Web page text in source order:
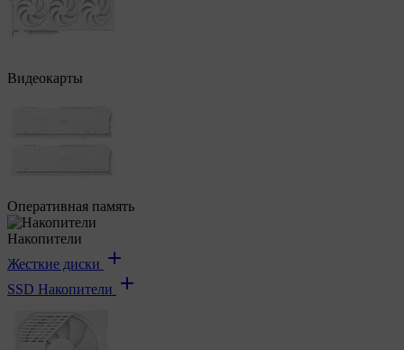
Видеокарты
Оперативная память
Накопители
Жесткие диски
SSD Накопители